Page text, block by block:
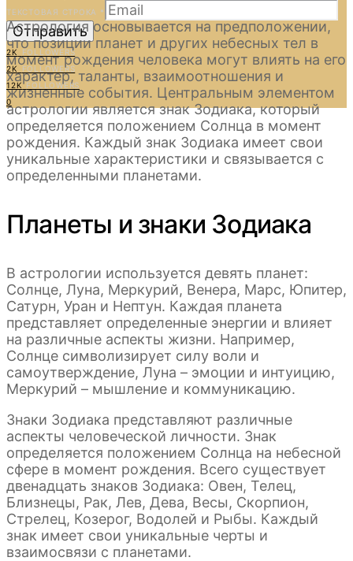
ТЕКСТОВАЯ СТРОКА *
Отправить
2K
FOLLOWERS
2K
FOLLOWERS
12K FOLLOWERS
0
Астрология основывается на предположении,
что позиции планет и других небесных тел в
момент рождения человека могут влиять на его
характер, таланты, взаимоотношения и
жизненные события. Центральным элементом
астрологии является знак Зодиака, который
определяется положением Солнца в момент
рождения. Каждый знак Зодиака имеет свои
уникальные характеристики и связывается с
определенными планетами.
Планеты и знаки Зодиака
В астрологии используется девять планет:
Солнце, Луна, Меркурий, Венера, Марс, Юпитер,
Сатурн, Уран и Нептун. Каждая планета
представляет определенные энергии и влияет
на различные аспекты жизни. Например,
Солнце символизирует силу воли и
самоутверждение, Луна – эмоции и интуицию,
Меркурий – мышление и коммуникацию.
Знаки Зодиака представляют различные
аспекты человеческой личности. Знак
определяется положением Солнца на небесной
сфере в момент рождения. Всего существует
двенадцать знаков Зодиака: Овен, Телец,
Близнецы, Рак, Лев, Дева, Весы, Скорпион,
Стрелец, Козерог, Водолей и Рыбы. Каждый
знак имеет свои уникальные черты и
взаимосвязи с планетами.